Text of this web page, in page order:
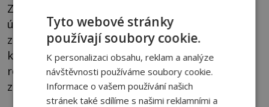
Z neznámého důvodu se k Adamově hoře
údajně také slétají motýli z celého světa, aby
zde zemřeli. Další záhadou je fakt, že vrchol
krátce po východu slunce vrhá do kraje zcela
rovnoměrný trojúhelník. Přitom jeho tvar je
zcela jiný!
Tyto webové stránky
používají soubory cookie.
K personalizaci obsahu, reklam a analýze
návštěvnosti používáme soubory cookie.
Informace o vašem používání našich
stránek také sdílíme s našimi reklamními a